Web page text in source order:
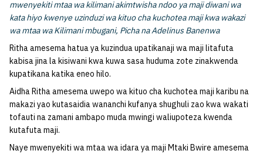
mwenyekiti mtaa wa kilimani akimtwisha ndoo ya maji diwani wa
kata hiyo kwenye uzinduzi wa kituo cha kuchotea maji kwa wakazi
wa mtaa wa Kilimani mbugani, Picha na Adelinus Banenwa
Ritha amesema hatua ya kuzindua upatikanaji wa maji litafuta
kabisa jina la kisiwani kwa kuwa sasa huduma zote zinakwenda
kupatikana katika eneo hilo.
Aidha Ritha amesema uwepo wa kituo cha kuchotea maji karibu na
makazi yao kutasaidia wananchi kufanya shughuli zao kwa wakati
tofauti na zamani ambapo muda mwingi waliupoteza kwenda
kutafuta maji.
Naye mwenyekiti wa mtaa wa idara ya maji Mtaki Bwire amesema